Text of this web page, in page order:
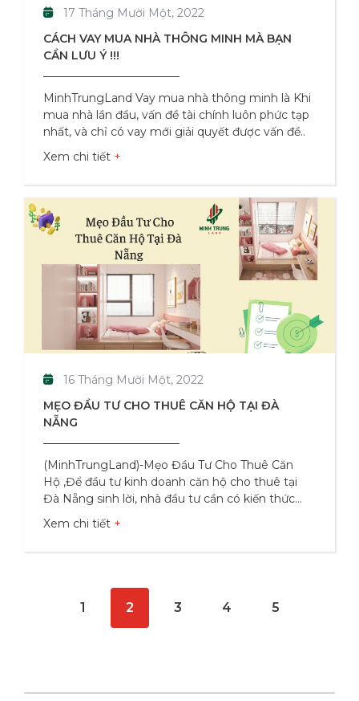
CÁCH VAY MUA NHÀ THÔNG MINH MÀ BẠN
CẦN LƯU Ý !!!
17 Tháng Mười Một, 2022
MinhTrungLand Vay mua nhà thông minh là Khi
mua nhà lần đầu, vấn đề tài chính luôn phức tạp
nhất, và chỉ có vay mới giải quyết được vấn đề
này. Nhưng thế nào là một khoản vay mua nhà
thông minh? Hãy cùng MinhTrungLand tìm hiểu
qua bài viết sau. Làm thế nào để xác định khoản
vay mua nhà phù hợp? Lựa chọn vay ngân hàng
mua nhà trả góp hàng tháng là giải pháp quản lý
tài chính khả thi, phù hợp với những cặp vợ
chồng trẻ chưa có nhà riêng và chưa có đủ tiền
Xem chi tiết
MẸO ĐẦU TƯ CHO THUÊ CĂN HỘ TẠI ĐÀ
NẴNG
16 Tháng Mười Một, 2022
(MinhTrungLand)-Mẹo Đầu Tư Cho Thuê Căn
Hộ ,Để đầu tư kinh doanh căn hộ cho thuê tại
Đà Nẵng sinh lời, nhà đầu tư cần có kiến ​​thức
chuyên môn riêng. Từ việc chọn vị trí phù hợp,
nghiên cứu thị trường bài bản, tìm hiểu hành vi
khách hàng… đều là những bước chuẩn bị vô
xuất hiện nhiều hình thức đầu tư cải tạo hoặc xây
mới căn hộ cho thuê. Đã có rất nhiều câu
Xem chi tiết
1 2 3 4 5